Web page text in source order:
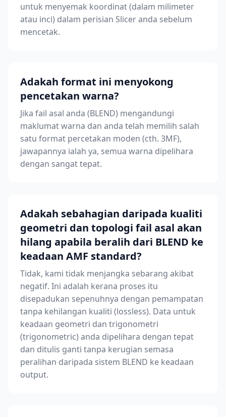
untuk menyemak koordinat (dalam milimeter
atau inci) dalam perisian Slicer anda sebelum
mencetak.
Adakah format ini menyokong
pencetakan warna?
Jika fail asal anda (BLEND) mengandungi
maklumat warna dan anda telah memilih salah
satu format percetakan moden (cth. 3MF),
jawapannya ialah ya, semua warna dipelihara
dengan sangat tepat.
Adakah sebahagian daripada kualiti
geometri dan topologi fail asal akan
hilang apabila beralih dari BLEND ke
keadaan AMF standard?
Tidak, kami tidak menjangka sebarang akibat
negatif. Ini adalah kerana proses itu
disepadukan sepenuhnya dengan pemampatan
tanpa kehilangan kualiti (lossless). Data untuk
keadaan geometri dan trigonometri
(trigonometric) anda dipelihara dengan tepat
dan ditulis ganti tanpa kerugian semasa
peralihan daripada sistem BLEND ke keadaan
output.